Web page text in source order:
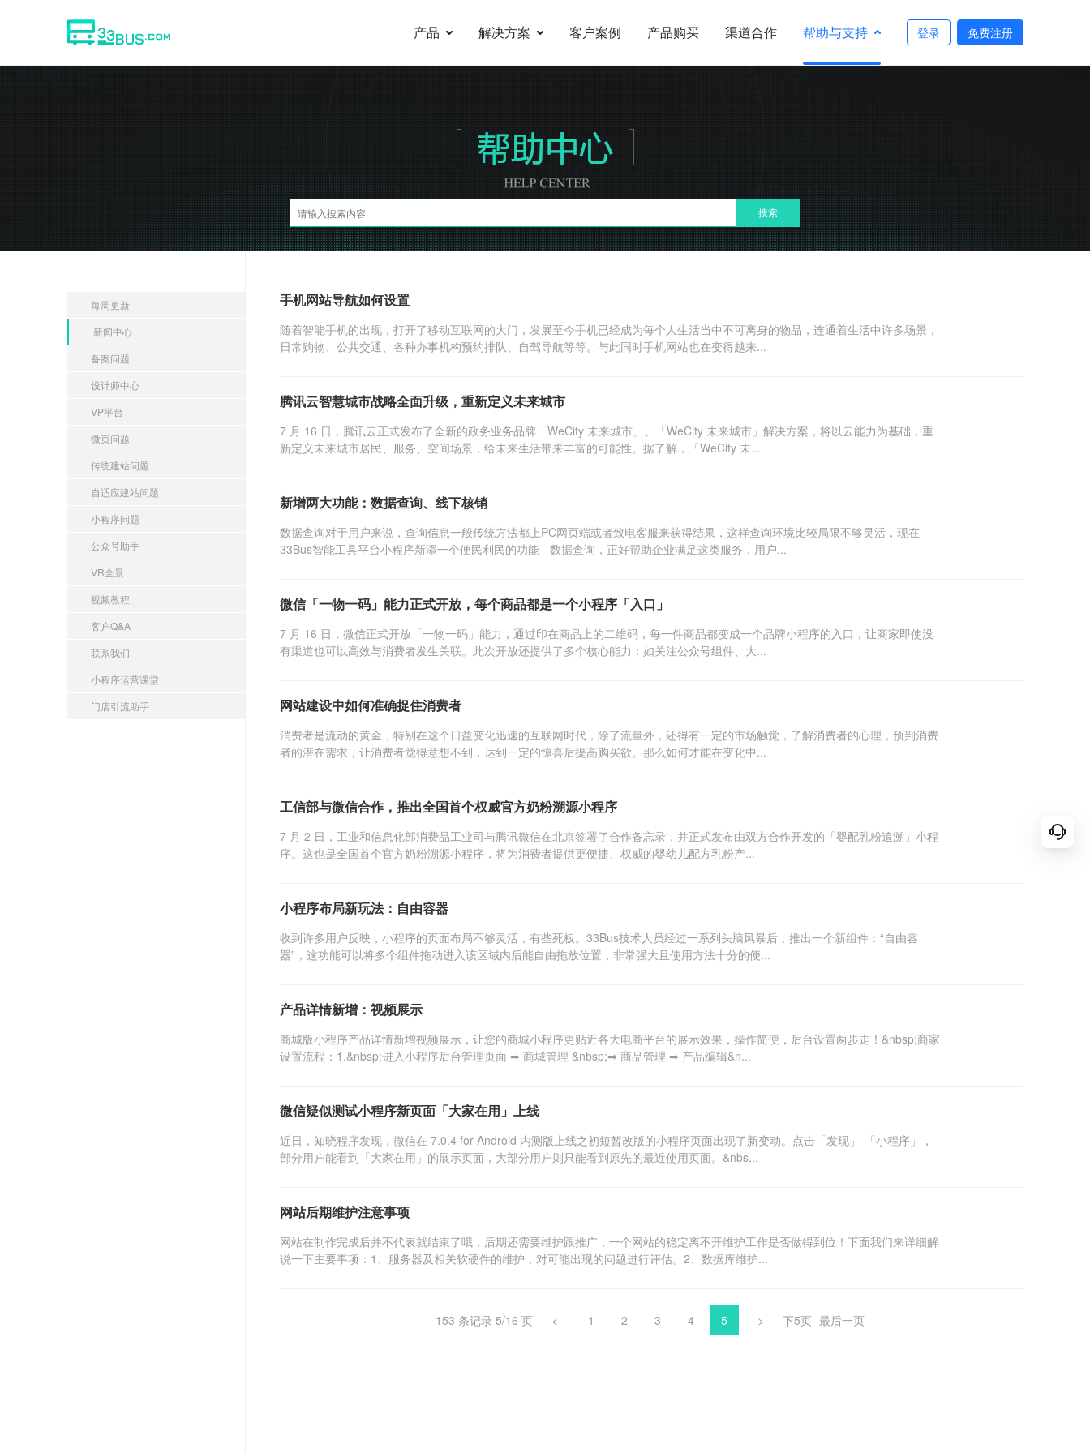
产品 解决方案 客户案例 产品购买 渠道合作 帮助与支持 登录 免费注册
每周更新
新闻中心
备案问题
设计师中心
VP平台
微页问题
传统建站问题
自适应建站问题
小程序问题
公众号助手
VR全景
视频教程
客户Q&A
联系我们
小程序运营课堂
门店引流助手
手机网站导航如何设置
随着智能手机的出现，打开了移动互联网的大门，发展至今手机已经成为每个人生活当中不可离身的物品，连通着生活中许多场景，
日常购物、公共交通、各种办事机构预约排队、自驾导航等等。与此同时手机网站也在变得越来...
腾讯云智慧城市战略全面升级，重新定义未来城市
7 月 16 日，腾讯云正式发布了全新的政务业务品牌「WeCity 未来城市」。「WeCity 未来城市」解决方案，将以云能力为基础，重
新定义未来城市居民、服务、空间场景，给未来生活带来丰富的可能性。据了解，「WeCity 未...
新增两大功能：数据查询、线下核销
数据查询对于用户来说，查询信息一般传统方法都上PC网页端或者致电客服来获得结果，这样查询环境比较局限不够灵活，现在
33Bus智能工具平台小程序新添一个便民利民的功能 - 数据查询，正好帮助企业满足这类服务，用户...
微信「一物一码」能力正式开放，每个商品都是一个小程序「入口」
7 月 16 日，微信正式开放「一物一码」能力，通过印在商品上的二维码，每一件商品都变成一个品牌小程序的入口，让商家即使没
有渠道也可以高效与消费者发生关联。此次开放还提供了多个核心能力：如关注公众号组件、大...
网站建设中如何准确捉住消费者
消费者是流动的黄金，特别在这个日益变化迅速的互联网时代，除了流量外，还得有一定的市场触觉，了解消费者的心理，预判消费
者的潜在需求，让消费者觉得意想不到，达到一定的惊喜后提高购买欲。那么如何才能在变化中...
工信部与微信合作，推出全国首个权威官方奶粉溯源小程序
7 月 2 日，工业和信息化部消费品工业司与腾讯微信在北京签署了合作备忘录，并正式发布由双方合作开发的「婴配乳粉追溯」小程
序。这也是全国首个官方奶粉溯源小程序，将为消费者提供更便捷、权威的婴幼儿配方乳粉产...
小程序布局新玩法：自由容器
收到许多用户反映，小程序的页面布局不够灵活，有些死板。33Bus技术人员经过一系列头脑风暴后，推出一个新组件：“自由容
器”，这功能可以将多个组件拖动进入该区域内后能自由拖放位置，非常强大且使用方法十分的便...
产品详情新增：视频展示
商城版小程序产品详情新增视频展示，让您的商城小程序更贴近各大电商平台的展示效果，操作简便，后台设置两步走！&nbsp;商家
设置流程：1.&nbsp;进入小程序后台管理页面 ➡ 商城管理 &nbsp;➡ 商品管理 ➡ 产品编辑&n...
微信疑似测试小程序新页面「大家在用」上线
近日，知晓程序发现，微信在 7.0.4 for Android 内测版上线之初短暂改版的小程序页面出现了新变动。点击「发现」-「小程序」，
部分用户能看到「大家在用」的展示页面，大部分用户则只能看到原先的最近使用页面。&nbs...
网站后期维护注意事项
网站在制作完成后并不代表就结束了哦，后期还需要维护跟推广，一个网站的稳定离不开维护工作是否做得到位！下面我们来详细解
说一下主要事项：1、服务器及相关软硬件的维护，对可能出现的问题进行评估。2、数据库维护...
153 条记录 5/16 页 < 1 2 3 4 5 > 下5页 最后一页